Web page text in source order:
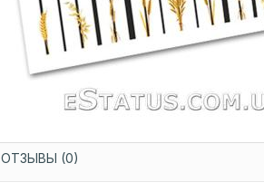
ОТЗЫВЫ (0)